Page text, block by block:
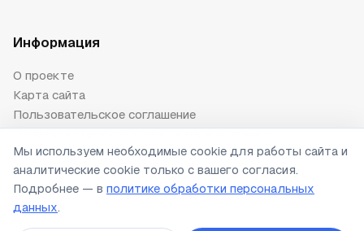
Информация
О проекте
Карта сайта
Пользовательское соглашение
Публичная оферта
Настройки cookie
Мы используем необходимые cookie для работы сайта и
аналитические cookie только с вашего согласия.
Подробнее — в политике обработки персональных
данных.